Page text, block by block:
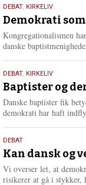
18.
maj
2026
DEBAT, KIRKELIV
Demokrati
Kongregationalismen
danske
18.
maj
2026
DEBAT, KIRKELIV
Baptister og
Danske baptister fik
demokrati har haft
18.
maj
2026
DEBAT
Kan dansk og
Vi overser let, at
risikerer at gå i